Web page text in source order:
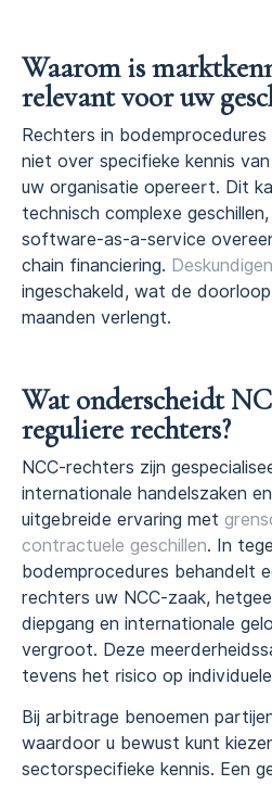
Waarom is
relevant voor uw
Rechters in
niet over specifieke kennis
uw organisatie opereert. Dit
technisch complexe
software-as-a-service
chain financiering. Deskundigen
ingeschakeld, wat de
maanden verlengt.
Wat onderscheidt
reguliere rechters?
NCC-rechters zijn
internationale handelszaken
uitgebreide ervaring met
contractuele geschillen. In
bodemprocedures behandelt
rechters uw NCC-zaak,
diepgang en internationale
vergroot. Deze
tevens het risico op
Bij arbitrage benoemen
waardoor u bewust kunt
sectorspecifieke kennis. Een